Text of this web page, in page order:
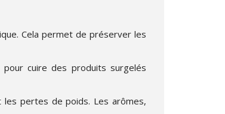
Cela permet de préserver les
cuire des produits surgelés
les pertes de poids. Les arômes,